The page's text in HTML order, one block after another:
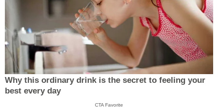
Why this ordinary drink is the secret to feeling your
best every day
CTA Favorite